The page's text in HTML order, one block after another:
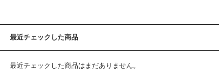
最近チェックした商品
最近チェックした商品はまだありません。